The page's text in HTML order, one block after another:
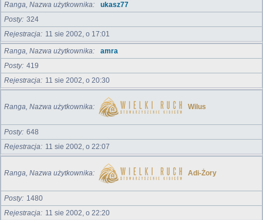
Ranga, Nazwa użytkownika
ukasz77
Posty 324
Rejestracja
11 sie 2002, o 17:01
Ranga, Nazwa użytkownika
amra
Posty 419
Rejestracja
11 sie 2002, o 20:30
Ranga, Nazwa użytkownika Wilus
Posty 648
Rejestracja
11 sie 2002, o 22:07
Ranga, Nazwa użytkownika Adi-Żory
Posty
1480
Rejestracja
11 sie 2002, o 22:20